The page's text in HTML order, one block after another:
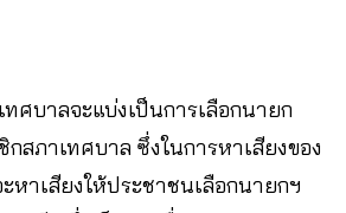
ทศบาลจะแบ่งเป็นการเลือกนายก
สภาเทศบาล ซึ่งในการหาเสียงของ
หาเสียงให้ประชาชนเลือกนายกฯ​